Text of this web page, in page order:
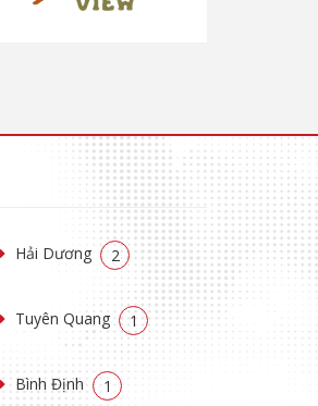
Hải Dương 2
Tuyên Quang 1
Bình Định 1